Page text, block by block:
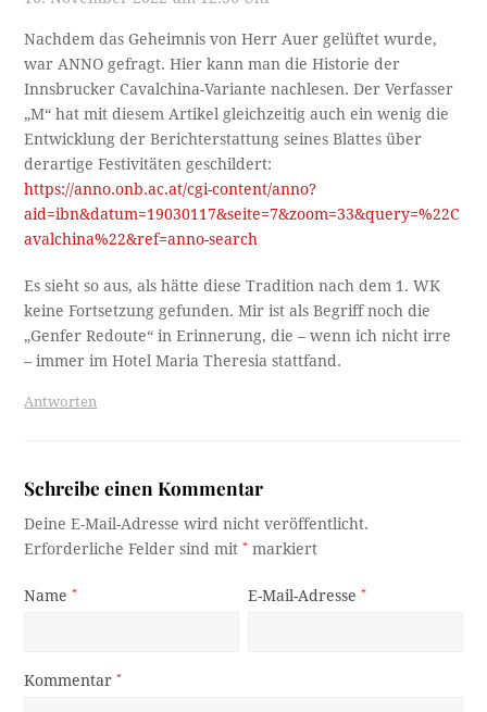
Nachdem das Geheimnis von Herr Auer gelüftet wurde,
war ANNO gefragt. Hier kann man die Historie der
Innsbrucker Cavalchina-Variante nachlesen. Der Verfasser
„M“ hat mit diesem Artikel gleichzeitig auch ein wenig die
Entwicklung der Berichterstattung seines Blattes über
derartige Festivitäten geschildert:
https://anno.onb.ac.at/cgi-content/anno?
aid=ibn&datum=19030117&seite=7&zoom=33&query=%22C
avalchina%22&ref=anno-search
Es sieht so aus, als hätte diese Tradition nach dem 1. WK
keine Fortsetzung gefunden. Mir ist als Begriff noch die
„Genfer Redoute“ in Erinnerung, die – wenn ich nicht irre
– immer im Hotel Maria Theresia stattfand.
Antworten
Schreibe einen Kommentar
Deine E-Mail-Adresse wird nicht veröffentlicht.
Erforderliche Felder sind mit* markiert
Name* E-Mail-Adresse*
Kommentar*